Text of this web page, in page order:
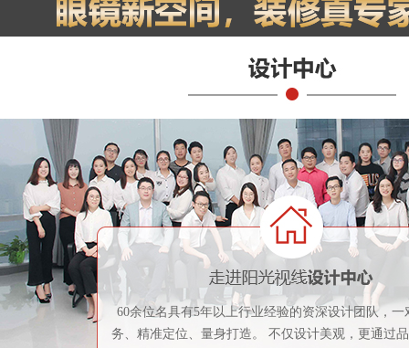
60余位名具有5年以上行业经验的资深设计团队，一
务、精准定位、量身打造。 不仅设计美观，更通过